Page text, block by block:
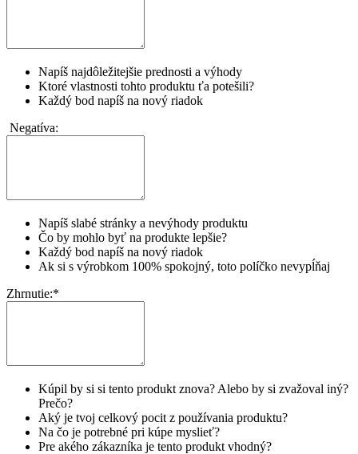
Napíš najdôležitejšie prednosti a výhody
Ktoré vlastnosti tohto produktu ťa potešili?
Každý bod napíš na nový riadok
Negatíva:
Napíš slabé stránky a nevýhody produktu
Čo by mohlo byť na produkte lepšie?
Každý bod napíš na nový riadok
Ak si s výrobkom 100% spokojný, toto políčko nevypĺňaj
Zhrnutie:*
Kúpil by si si tento produkt znova? Alebo by si zvažoval iný?
Prečo?
Aký je tvoj celkový pocit z používania produktu?
Na čo je potrebné pri kúpe myslieť?
Pre akého zákazníka je tento produkt vhodný?